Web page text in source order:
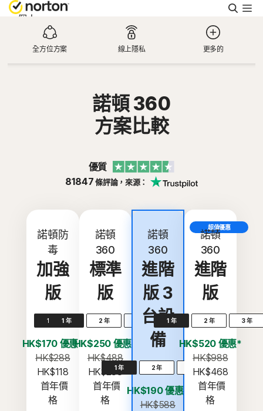
搜
尋
個人
登入
全方位方案 線上隱私 更多的
諾頓 360
方案比較
優質
81847條評論，來源：
諾頓防
毒
加強
版
1 年
HK$170 優惠*
HK$288
HK$118
格
諾頓
360
標準
版
1 年 2 年 3 年
HK$250 優惠*
HK$488
HK$238
首年價
格
最超值
諾頓
360
進階
版 3
台設
備
1 年 2 年 3 年
HK$190 優惠*
HK$588
超值優惠
諾頓
360
進階
版
1 年 2 年 3 年
HK$520 優惠*
HK$988
HK$468
首年價
格